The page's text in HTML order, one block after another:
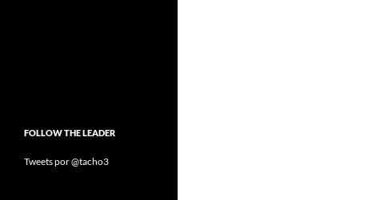
FOLLOW THE LEADER
Tweets por @tacho3